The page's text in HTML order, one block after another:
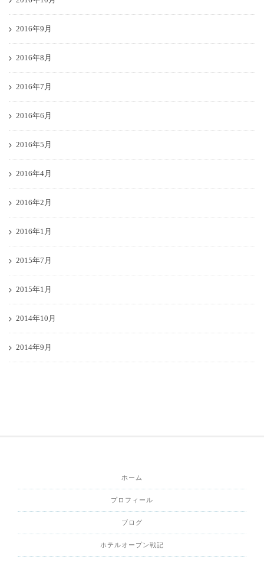
2016年9月
2016年8月
2016年7月
2016年6月
2016年5月
2016年4月
2016年2月
2016年1月
2015年7月
2015年1月
2014年10月
2014年9月
ホーム
プロフィール
ブログ
ホテルオープン戦記